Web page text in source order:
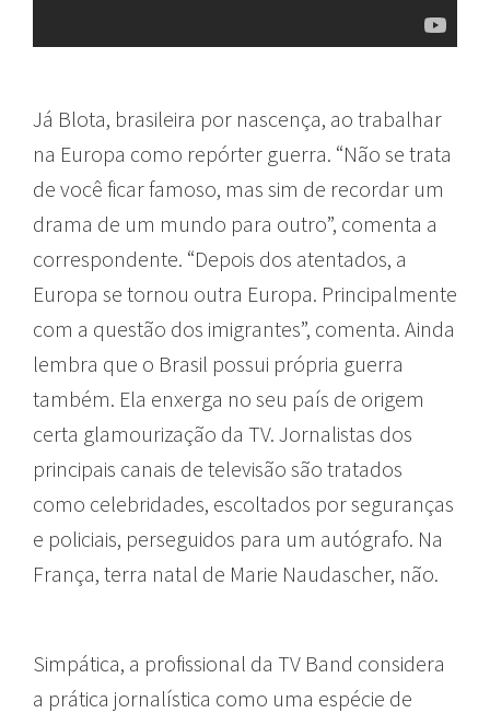
Já Blota, brasileira por nascença, ao trabalhar
na Europa como repórter guerra. “Não se trata
de você ficar famoso, mas sim de recordar um
drama de um mundo para outro”, comenta a
correspondente. “Depois dos atentados, a
Europa se tornou outra Europa. Principalmente
com a questão dos imigrantes”, comenta. Ainda
lembra que o Brasil possui própria guerra
também. Ela enxerga no seu país de origem
certa glamourização da TV. Jornalistas dos
principais canais de televisão são tratados
como celebridades, escoltados por seguranças
e policiais, perseguidos para um autógrafo. Na
França, terra natal de Marie Naudascher, não.
Simpática, a profissional da TV Band considera
a prática jornalística como uma espécie de